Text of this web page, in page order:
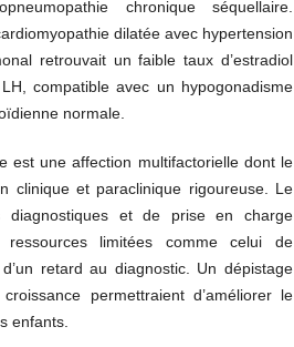
chronique séquellaire.
dilatée avec hypertension
retrouvait un faible taux d’estradiol
compatible avec un hypogonadisme
normale.
est une affection multifactorielle dont le
clinique et paraclinique rigoureuse. Le
diagnostiques et de prise en charge
limitées comme celui de
retard au diagnostic. Un dépistage
permettraient d’améliorer le
enfants.